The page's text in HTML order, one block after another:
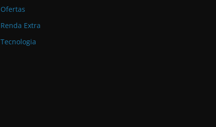
Ofertas
Renda Extra
Tecnologia